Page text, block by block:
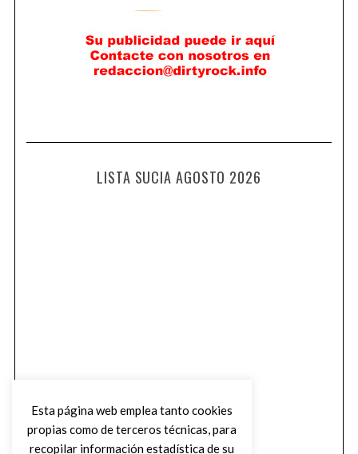
LISTA SUCIA AGOSTO 2026
Esta página web emplea tanto cookies
propias como de terceros técnicas, para
recopilar información estadística de su